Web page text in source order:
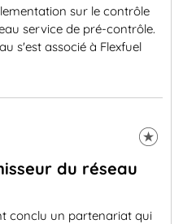
sur le contrôle
service de pré-contrôle.
s'est associé à Flexfuel
du réseau
conclu un partenariat qui